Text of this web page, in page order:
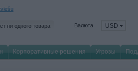
ни одного товара Валюта USD
Корпоративные решения Угрозы